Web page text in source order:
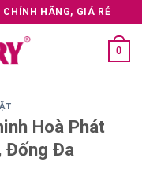
HÃNG, GIÁ RẺ
0
Hoà Phát
Đống Đa